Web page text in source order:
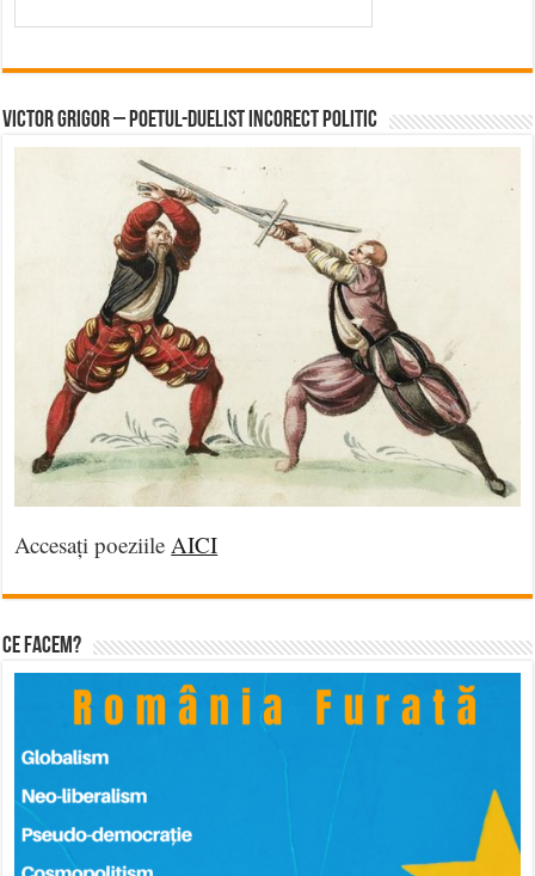
Victor Grigor – Poetul-Duelist Incorect Politic
Accesați poeziileAICI
Ce facem?